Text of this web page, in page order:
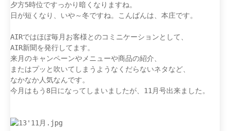
夕方5時位ですっかり暗くなりますね。
AIRではほぼ毎月お客様とのコミニケーションとして、
AIR新聞を発行してます。
来月のキャンペーンやメニューや商品の紹介、
またはプッと吹いてしまうようなくだらないネタなど、
なかなか人気なんです。